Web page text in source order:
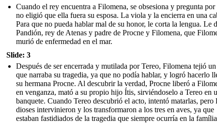
Cuando el rey encuentra a Filomena, se obsesiona y pregunta por
no eligió que ella fuera su esposa. La viola y la encierra en una
Para que no pueda hablar mal de su honor, le corta la lengua. Le
Pandión, rey de Atenas y padre de Procne y Filomena, que
murió de enfermedad en el mar.
Slide: 3
Después de ser encerrada y mutilada por Tereo, Filomena tejió
que narraba su tragedia, ya que no podía hablar, y logró hacerlo
su hermana Procne. Al descubrir la verdad, Procne liberó a
en venganza, mató a su propio hijo Ítis, sirviéndoselo a Tereo en
banquete. Cuando Tereo descubrió el acto, intentó matarlas, pero
dioses intervinieron y los transformaron a los tres en aves, ya que
estaban fastidiados de la tragedia que siempre ocurría en la